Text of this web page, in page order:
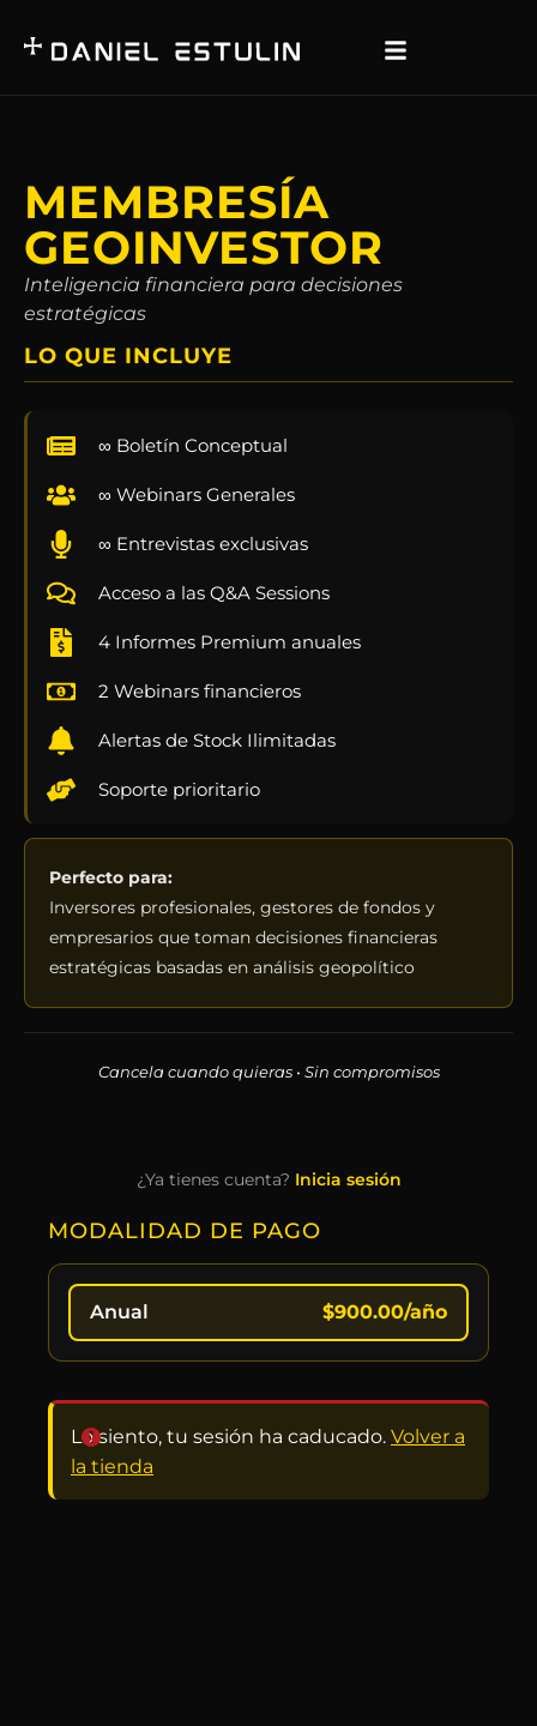
MEMBRESÍA
GEOINVESTOR
Inteligencia financiera para decisiones
estratégicas
LO QUE INCLUYE
∞ Boletín Conceptual
∞ Webinars Generales
∞ Entrevistas exclusivas
Acceso a las Q&A Sessions
4 Informes Premium anuales
2 Webinars financieros
Alertas de Stock Ilimitadas
Soporte prioritario
Perfecto para:
Inversores profesionales, gestores de fondos y
empresarios que toman decisiones financieras
estratégicas basadas en análisis geopolítico
Cancela cuando quieras • Sin compromisos
¿Ya tienes cuenta? Inicia sesión
MODALIDAD DE PAGO
Anual $900.00/año
Lo siento, tu sesión ha caducado. Volver a
la tienda